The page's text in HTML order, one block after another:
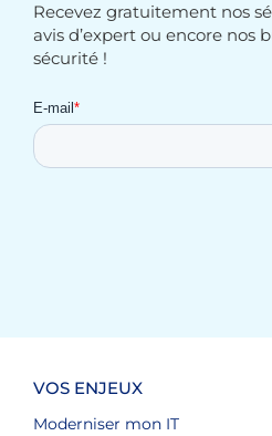
Recevez gratuitement nos
avis d’expert ou encore nos
sécurité !
VOS ENJEUX
Moderniser mon IT